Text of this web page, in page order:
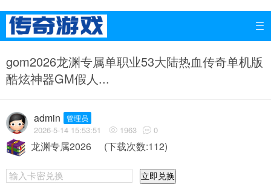

gom2026龙渊专属单职业53大陆热血传奇单机版
酷炫神器GM假人...
admin 管理员
2026-5-14 15:53:51  1963  0
龙渊专属2026 (下载次数:112)
立即兑换